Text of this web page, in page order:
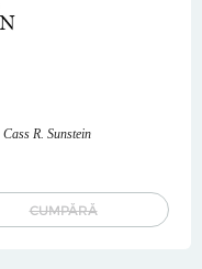
Cass R. Sunstein
CUMPĂRĂ